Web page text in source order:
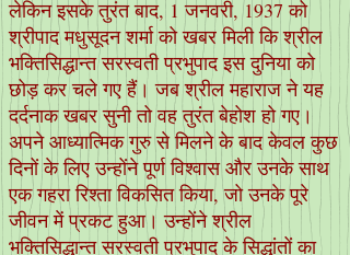
लेकिन इसके तुरंत बाद, 1 जनवरी, 1937 को
श्रीपाद मधुसूदन शर्मा को खबर मिली कि श्रील
भक्तिसिद्धान्त सरस्वती प्रभुपाद इस दुनिया को
छोड़ कर चले गए हैं। जब श्रील महाराज ने यह
दर्दनाक खबर सुनी तो वह तुरंत बेहोश हो गए।
अपने आध्यात्मिक गुरु से मिलने के बाद केवल कुछ
दिनों के लिए उन्होंने पूर्ण विश्वास और उनके साथ
एक गहरा रिश्ता विकसित किया, जो उनके पूरे
जीवन में प्रकट हुआ। उन्होंने श्रील
भक्तिसिद्धान्त सरस्वती प्रभुपाद के सिद्धांतों का